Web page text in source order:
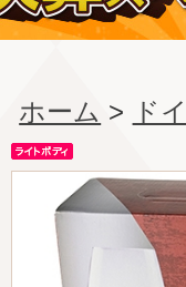
ホーム > ド